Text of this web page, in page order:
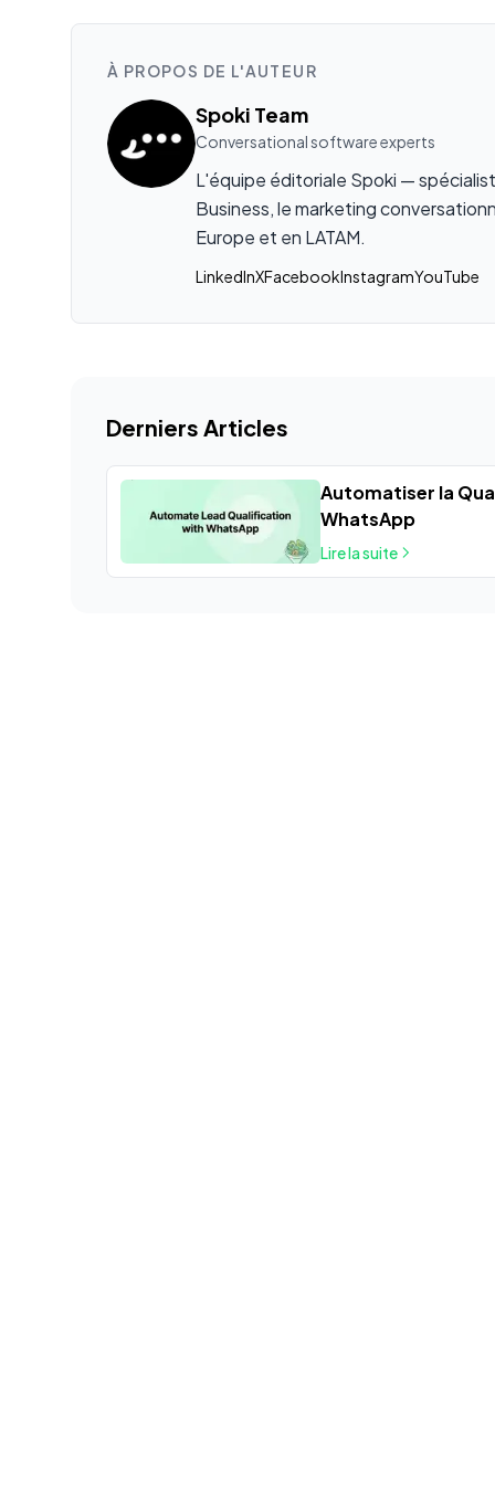
À PROPOS DE L'AUTEUR
Spoki Team
Conversational software experts
L'équipe éditoriale Spoki —
Business, le marketing
Europe et en LATAM.
LinkedInXFacebookInstagramYouTube
Derniers Articles
Automatiser la
WhatsApp
Lire la suite